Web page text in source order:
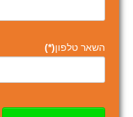
השאר טלפון(*)